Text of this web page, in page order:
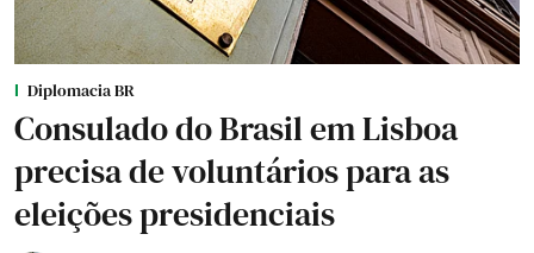
Diplomacia BR
Consulado do Brasil em Lisboa
precisa de voluntários para as
eleições presidenciais